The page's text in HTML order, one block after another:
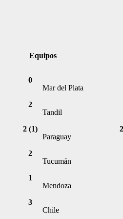
Equipos
0
Mar del Plata
2
Tandil
2 (1)
Paraguay
2
Tucumán
1
Mendoza
3
Chile